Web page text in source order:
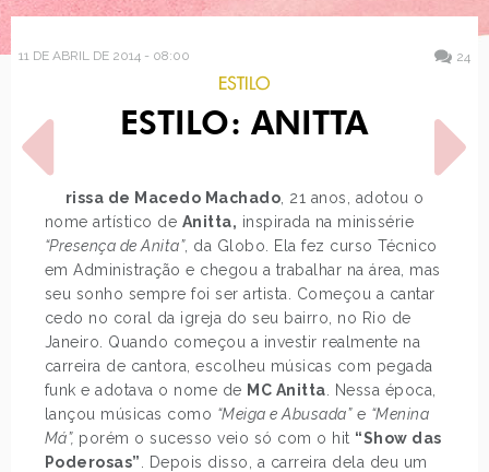
11 DE ABRIL DE 2014 - 08:00 24
ESTILO
ESTILO: ANITTA
Larissa de Macedo Machado , 21 anos, adotou o
nome artístico de Anitta, inspirada na minissérie
“Presença de Anita”, da Globo. Ela fez curso Técnico
em Administração e chegou a trabalhar na área, mas
seu sonho sempre foi ser artista. Começou a cantar
cedo no coral da igreja do seu bairro, no Rio de
Janeiro. Quando começou a investir realmente na
carreira de cantora, escolheu músicas com pegada
funk e adotava o nome de MC Anitta . Nessa época,
lançou músicas como “Meiga e Abusada”e “Menina
Má”, porém o sucesso veio só com o hit “Show das
Poderosas”
. Depois disso, a carreira dela deu um
POST ANTERIOR
BATALHA: KATY PERRY
PRÓXIMO POST
LOOK DO DIA: FLORAL
COM BOLINHAS